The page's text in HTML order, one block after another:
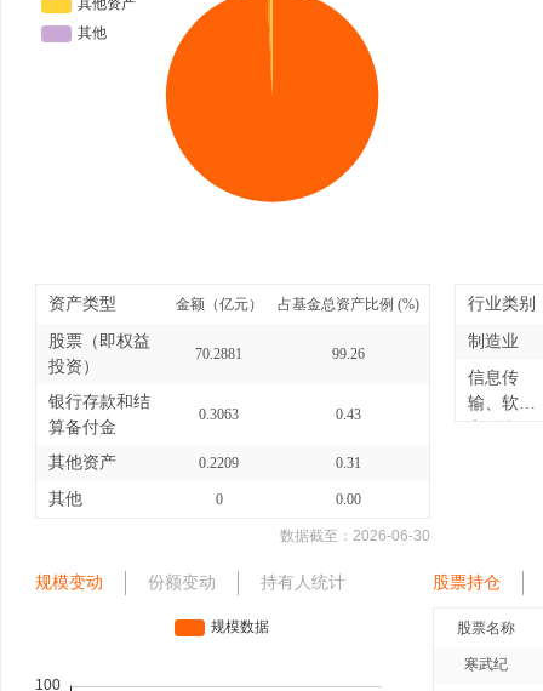
资产类型 金额（亿元） 占基金总资产比例 (%)
股票（即权益
投资）
70.2881 99.26
银行存款和结
算备付金
0.3063 0.43
其他资产 0.2209 0.31
其他 0 0.00
数据截至： 2026-06-30
行业类别
制造业
信息传
输、软件
规模变动 份额变动 持有人统计 股票持仓
股票名称
寒武纪